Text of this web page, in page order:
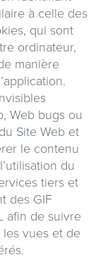
à celle des
qui sont
ordinateur,
manière
Web bugs ou
Site Web et
le contenu
du
tiers et
des GIF
afin de suivre
les vues et de